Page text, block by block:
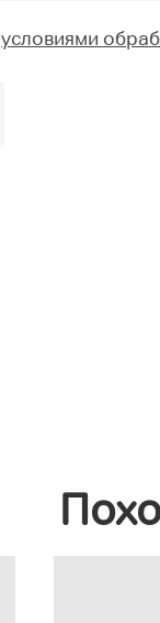
условиями